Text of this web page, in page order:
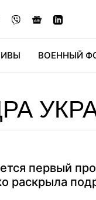
ВОЕННЫЙ
первый
раскрыла